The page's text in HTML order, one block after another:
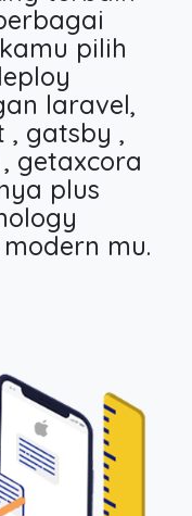
pilih
laravel,
, gatsby ,
getaxcora
plus
mu.